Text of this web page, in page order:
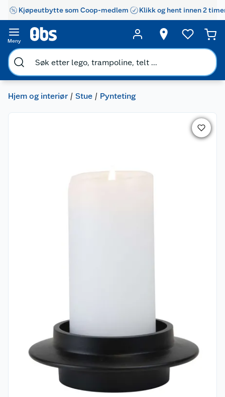
Kjøpeutbytte som Coop-medlem Klikk og hent innen 2
Meny
Hjem og interiør Stue Pynteting